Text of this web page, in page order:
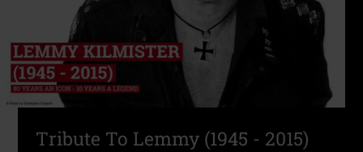
Tribute To Lemmy (1945 - 2015)